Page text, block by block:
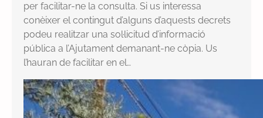
per facilitar-ne la consulta. Si us interessa
conèixer el contingut d’alguns d’aquests decrets
podeu realitzar una sol·licitud d’informació
pública a l’Ajutament demanant-ne còpia. Us
l’hauran de facilitar en el…